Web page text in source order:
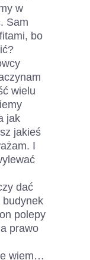
w
Sam
bo
wielu
jak
jakieś
I
dać
budynek
polepy
prawo
wiem…